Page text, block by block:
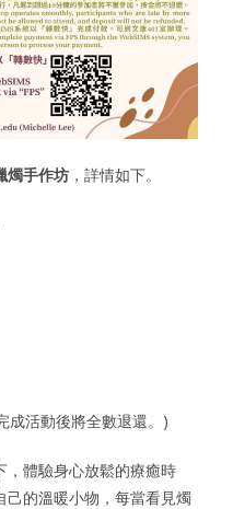
燭手作坊 ，詳情如下。
成活動後將全數退還。)
，體驗身心放鬆的療癒時
的溫暖小物，每當看見燭